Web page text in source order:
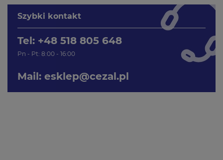
Szybki kontakt
Tel: +48 518 805 648
Pn - Pt: 8:00 - 16:00
Mail: esklep@cezal.pl